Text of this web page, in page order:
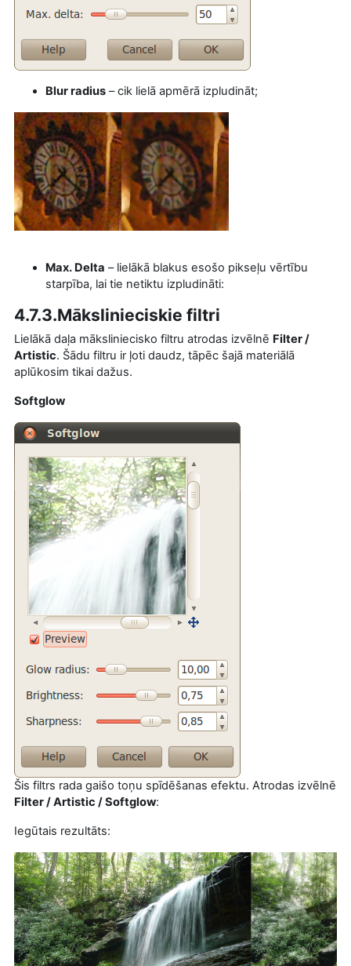
Blur radius – cik lielā apmērā izpludināt;
Max. Delta – lielākā blakus esošo pikseļu vērtību
starpība, lai tie netiktu izpludināti:
4.7.3.Mākslinieciskie filtri
Lielākā daļa māksliniecisko filtru atrodas izvēlnē Filter /
Artistic. Šādu filtru ir ļoti daudz, tāpēc šajā materiālā
aplūkosim tikai dažus.
Softglow
Šis filtrs rada gaišo toņu spīdēšanas efektu. Atrodas izvēlnē
Filter / Artistic / Softglow:
Iegūtais rezultāts: